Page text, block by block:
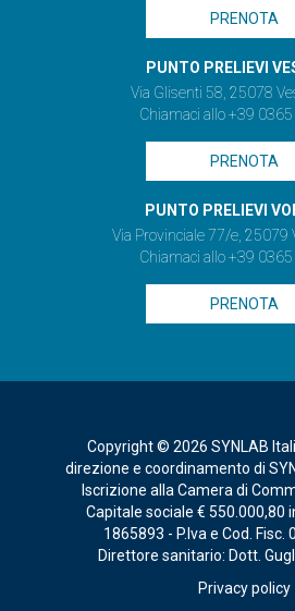
PRENOTA
PUNTO PRELIEVI
Via Glisenti 58, 25078
Chiamaci allo +39
PRENOTA
PUNTO PRELIEVI
Via Provinciale 77/e, 25079
Chiamaci allo +39
PRENOTA
Copyright © 2026 SYNLAB
direzione e coordinamento di
Iscrizione alla Camera di
Capitale sociale € 550.000,80
1865893 - P.Iva e Cod. Fisc.
Direttore sanitario: Dott.
Privacy policy